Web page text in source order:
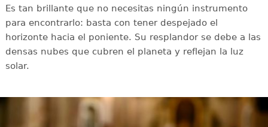
Es tan brillante que no necesitas ningún instrumento
para encontrarlo: basta con tener despejado el
horizonte hacia el poniente. Su resplandor se debe a las
densas nubes que cubren el planeta y reflejan la luz
solar.